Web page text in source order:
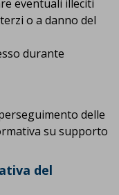
eventuali illeciti
o a danno del
durante
delle
su supporto
del